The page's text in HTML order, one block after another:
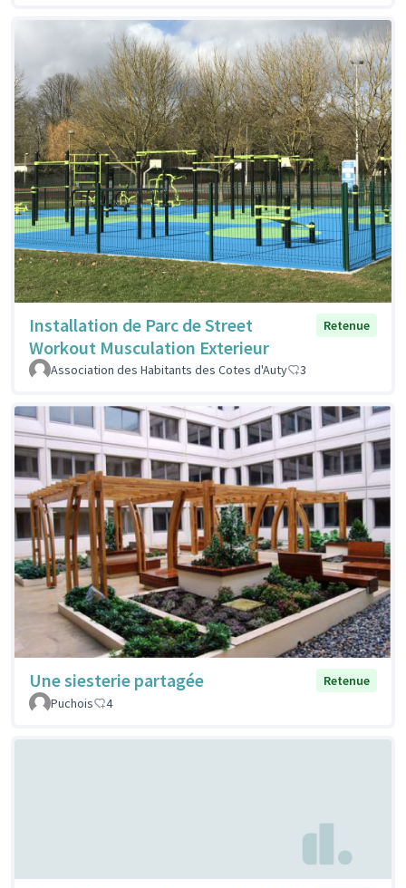
Installation de Parc de Street
Workout Musculation Exterieur
Retenue
Association des Habitants des Cotes d'Auty 3
Une siesterie partagée
Retenue
Puchois
4